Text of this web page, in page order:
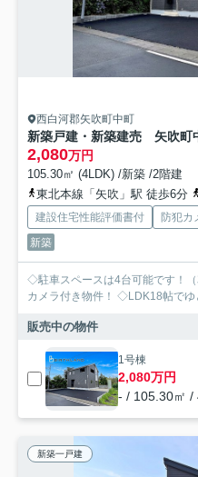
西白河郡矢吹町中町
2,080万円
105.30㎡ (4LDK) /新築 /2階建
東北本線「矢吹」駅 徒歩6分
建設住宅性能評価書付 防犯カ
新築
◇駐車スペースは4台可能です！
カメラ付き物件！ ◇LDK18帖でゆ
販売中の物件
1号棟
2,080万円
- / 105.30㎡ /
新築一戸建